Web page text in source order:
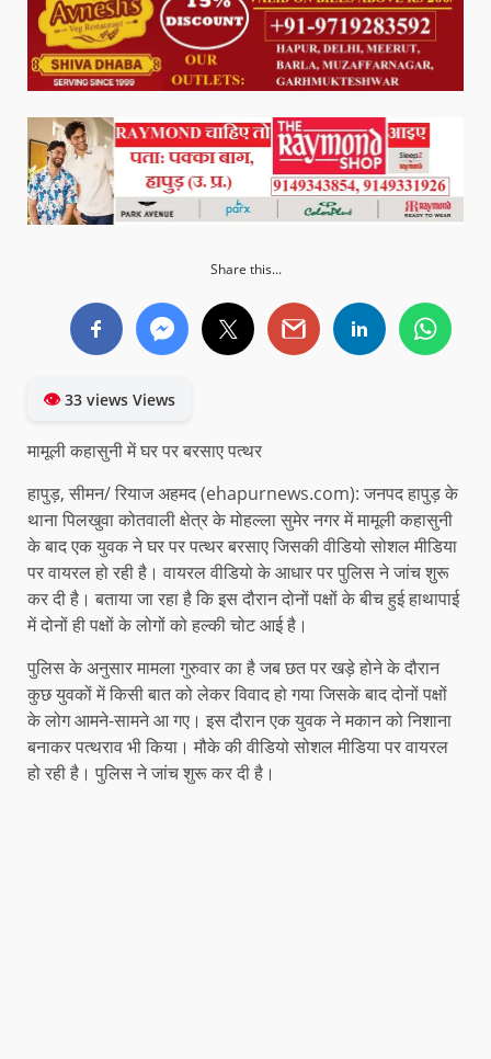
Share this...
👁33 views Views
मामूली कहासुनी में घर पर बरसाए पत्थर
हापुड़, सीमन/ रियाज अहमद (ehapurnews.com): जनपद हापुड़ के
थाना पिलखुवा कोतवाली क्षेत्र के मोहल्ला सुमेर नगर में मामूली कहासुनी
के बाद एक युवक ने घर पर पत्थर बरसाए जिसकी वीडियो सोशल मीडिया
पर वायरल हो रही है। वायरल वीडियो के आधार पर पुलिस ने जांच शुरू
कर दी है। बताया जा रहा है कि इस दौरान दोनों पक्षों के बीच हुई हाथापाई
में दोनों ही पक्षों के लोगों को हल्की चोट आई है।
पुलिस के अनुसार मामला गुरुवार का है जब छत पर खड़े होने के दौरान
कुछ युवकों में किसी बात को लेकर विवाद हो गया जिसके बाद दोनों पक्षों
के लोग आमने-सामने आ गए। इस दौरान एक युवक ने मकान को निशाना
बनाकर पत्थराव भी किया। मौके की वीडियो सोशल मीडिया पर वायरल
हो रही है। पुलिस ने जांच शुरू कर दी है।